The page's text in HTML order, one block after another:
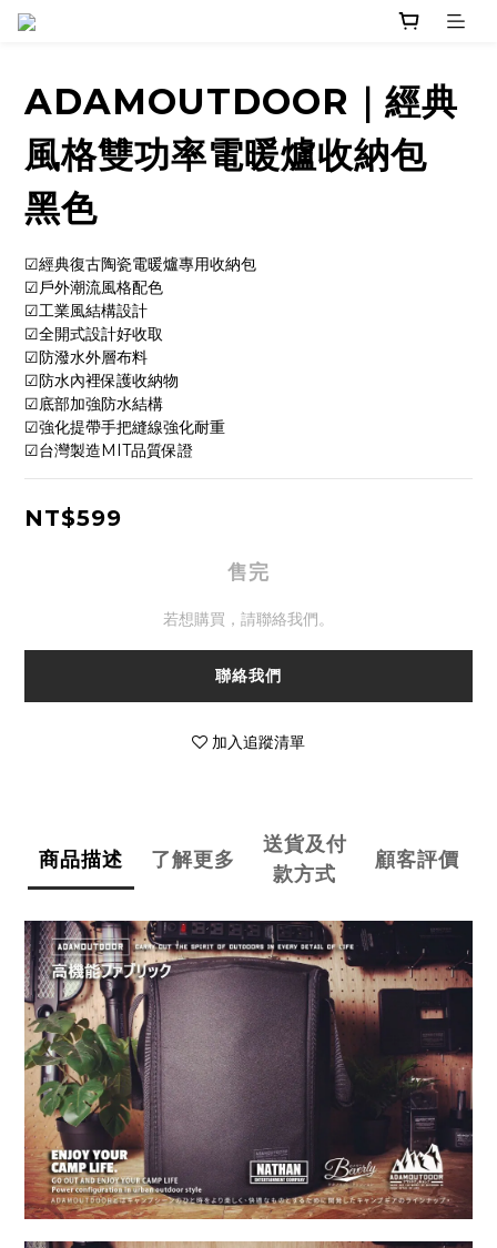
ADAMOUTDOOR｜經典
風格雙功率電暖爐收納包
黑色
☑經典復古陶瓷電暖爐專用收納包
☑戶外潮流風格配色
☑工業風結構設計
☑全開式設計好收取
☑防潑水外層布料
☑防水內裡保護收納物
☑底部加強防水結構
☑強化提帶手把縫線強化耐重
☑台灣製造MIT品質保證
NT$599
售完
若想購買，請聯絡我們。
聯絡我們
加入追蹤清單
商品描述 了解更多
送貨及付
款方式
顧客評價